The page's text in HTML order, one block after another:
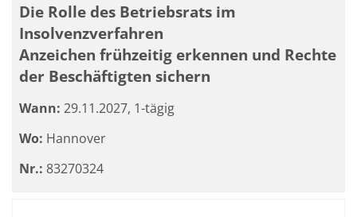
Die Rolle des Betriebsrats im
Insolvenzverfahren
Anzeichen frühzeitig erkennen und Rechte
der Beschäftigten sichern
Wann: 29.11.2027, 1-tägig
Wo: Hannover
Nr.: 83270324